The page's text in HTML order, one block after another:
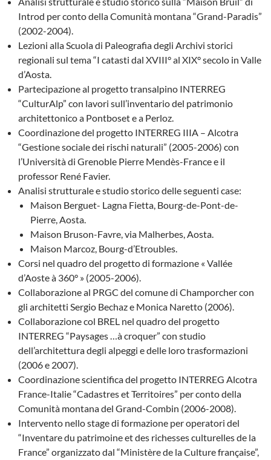
Introd per conto della Comunità montana “Grand-Paradis”
(2002-2004).
Lezioni alla Scuola di Paleografia degli Archivi storici
regionali sul tema “I catasti dal XVIII° al XIX° secolo in Valle
d’Aosta.
Partecipazione al progetto transalpino INTERREG
“CulturAlp” con lavori sull’inventario del patrimonio
architettonico a Pontboset e a Perloz.
Coordinazione del progetto INTERREG IIIA – Alcotra
“Gestione sociale dei rischi naturali” (2005-2006) con
l’Università di Grenoble Pierre Mendès-France e il
professor René Favier.
Analisi strutturale e studio storico delle seguenti case:
Maison Berguet- Lagna Fietta, Bourg-de-Pont-de-
Pierre, Aosta.
Maison Bruson-Favre, via Malherbes, Aosta.
Maison Marcoz, Bourg-d’Etroubles.
Corsi nel quadro del progetto di formazione « Vallée
d’Aoste à 360° » (2005-2006).
Collaborazione al PRGC del comune di Champorcher con
gli architetti Sergio Bechaz e Monica Naretto (2006).
Collaborazione col BREL nel quadro del progetto
INTERREG “Paysages …à croquer” con studio
dell’architettura degli alpeggi e delle loro trasformazioni
(2006 e 2007).
Coordinazione scientifica del progetto INTERREG Alcotra
France-Italie “Cadastres et Territoires” per conto della
Comunità montana del Grand-Combin (2006-2008).
Intervento nello stage di formazione per operatori del
“Inventare du patrimoine et des richesses culturelles de la
France” organizzato dal “Ministère de la Culture française”,